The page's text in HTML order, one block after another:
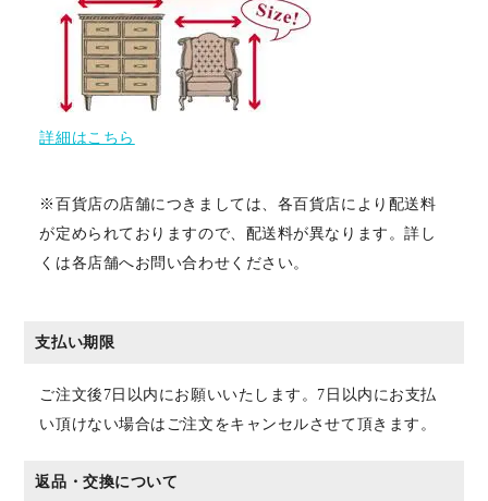
詳細はこちら
※百貨店の店舗につきましては、各百貨店により配送料
が定められておりますので、配送料が異なります。詳し
くは各店舗へお問い合わせください。
支払い期限
ご注文後7日以内にお願いいたします。7日以内にお支払
い頂けない場合はご注文をキャンセルさせて頂きます。
返品・交換について